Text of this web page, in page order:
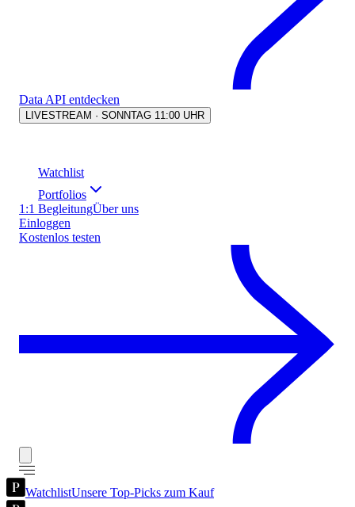
Data API entdecken
LIVESTREAM · SONNTAG 11:00 UHR
Watchlist
Portfolios
1:1 BegleitungÜber uns
Einloggen
Kostenlos testen
WatchlistUnsere Top-Picks zum Kauf